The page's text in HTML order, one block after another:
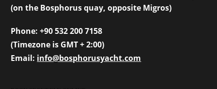
(on the Bosphorus quay, opposite Migros)
Phone:+90 532 200 7158
(Timezone is GMT + 2:00)
Email: info@bosphorusyacht.com